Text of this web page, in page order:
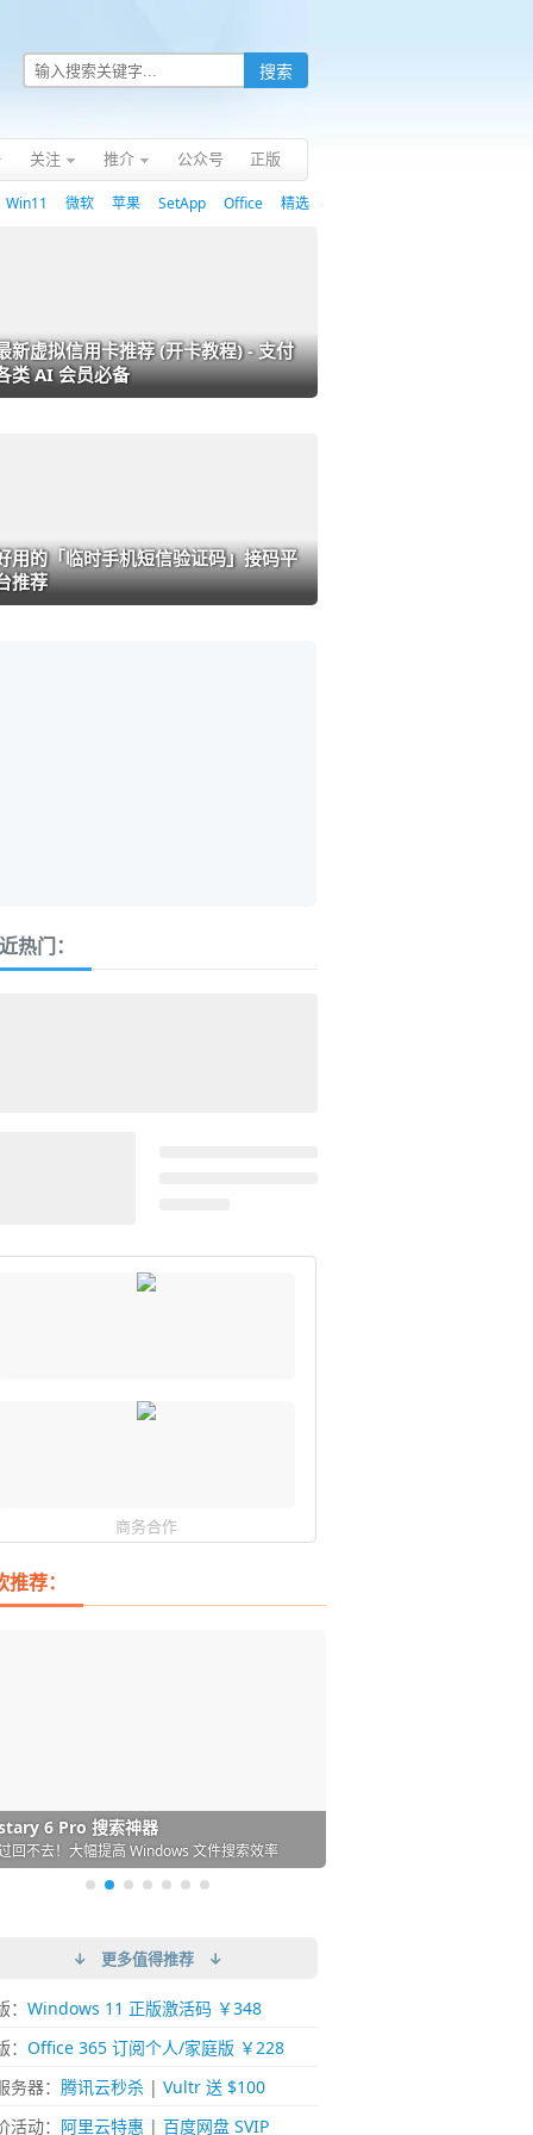
关注 推介 公众号 正版
Win11 微软 苹果 SetApp Office 精选
新虚拟信用卡推荐 (开卡教程) - 支付
类 AI 会员必备
用的「临时手机短信验证码」接码平
推荐
热门：
商务合作
荐：
必备的下载神器
的 Windows 平台下载工具
6 Pro 搜索神器
回不去！大幅提高 Windows 文件搜索效率
桌面图标自动整理/美化神器
必备！图标再多桌面也不再凌乱！
Desktop 虚拟机
上流畅运行 Windows (支持 M 芯片)
下载网络视频的神器 (Mac)
下视频，超简单好用！谁用谁知道
- 极简好用的 Markdown 编辑器
写作体验！跨平台支持 Win / Mac
↓ 更多值得推荐 ↓
Windows 11 正版激活码 ￥348
Office 365 订阅个人/家庭版 ￥228
务器： 腾讯云秒杀| Vultr 送 $100
活动： 阿里云特惠 | 百度网盘 SVIP